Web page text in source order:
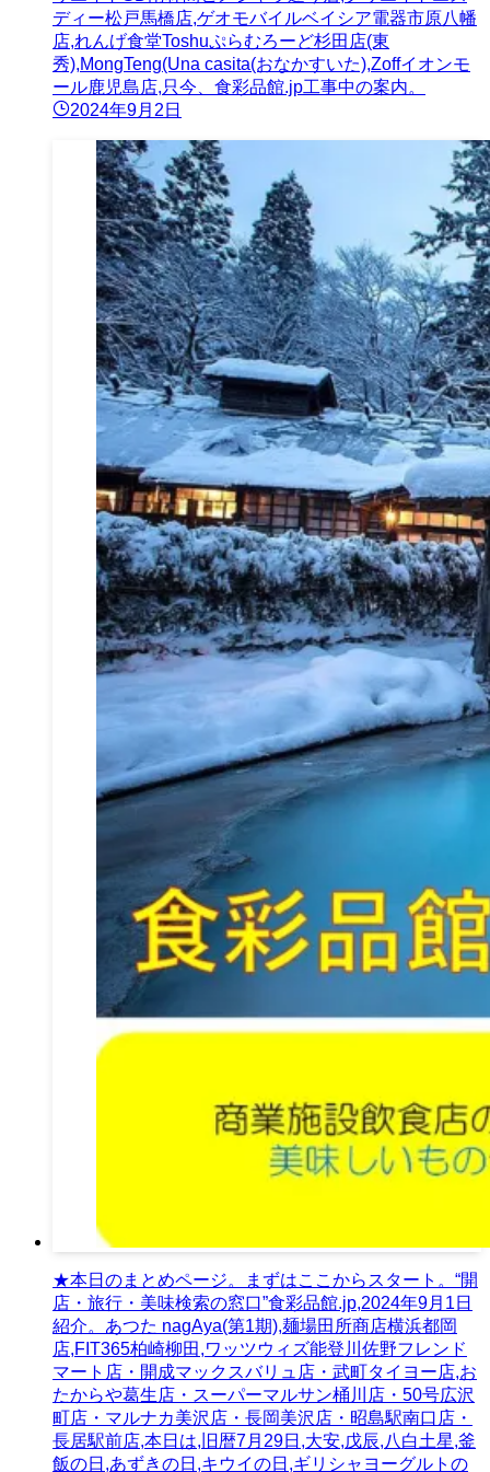
ディー松戸馬橋店,ゲオモバイルベイシア電器市原八幡
店,れんげ食堂Toshuぷらむろーど杉田店(東
秀),MongTeng(Una casita(おなかすいた),Zoffイオンモ
ール鹿児島店,只今、食彩品館.jp工事中の案内。
2024年9月2日
★本日のまとめページ。まずはここからスタート。“開
店・旅行・美味検索の窓口”食彩品館.jp,2024年9月1日
紹介。あつた nagAya(第1期),麺場田所商店横浜都岡
店,FIT365柏崎柳田,ワッツウィズ能登川佐野フレンド
マート店・開成マックスバリュ店・武町タイヨー店,お
たからや葛生店・スーパーマルサン桶川店・50号広沢
町店・マルナカ美沢店・長岡美沢店・昭島駅南口店・
長居駅前店,本日は,旧暦7月29日,大安,戊辰,八白土星,釜
飯の日,あずきの日,キウイの日,ギリシャヨーグルトの